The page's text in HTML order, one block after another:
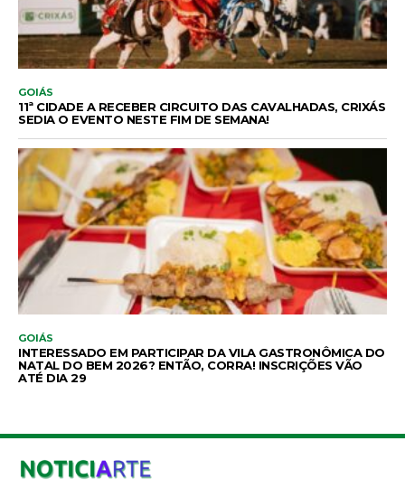
GOIÁS
11ª CIDADE A RECEBER CIRCUITO DAS CAVALHADAS, CRIXÁS
SEDIA O EVENTO NESTE FIM DE SEMANA!
GOIÁS
INTERESSADO EM PARTICIPAR DA VILA GASTRONÔMICA DO
NATAL DO BEM 2026? ENTÃO, CORRA! INSCRIÇÕES VÃO
ATÉ DIA 29